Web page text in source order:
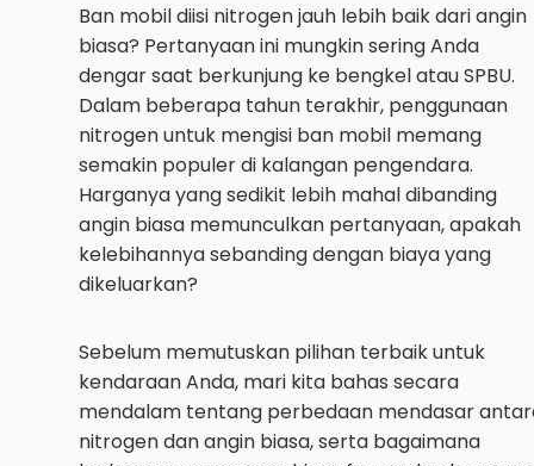
Ban mobil diisi nitrogen jauh lebih baik dari angin
biasa? Pertanyaan ini mungkin sering Anda
dengar saat berkunjung ke bengkel atau SPBU.
Dalam beberapa tahun terakhir, penggunaan
nitrogen untuk mengisi ban mobil memang
semakin populer di kalangan pengendara.
Harganya yang sedikit lebih mahal dibanding
angin biasa memunculkan pertanyaan, apakah
kelebihannya sebanding dengan biaya yang
dikeluarkan?
Sebelum memutuskan pilihan terbaik untuk
kendaraan Anda, mari kita bahas secara
mendalam tentang perbedaan mendasar
nitrogen dan angin biasa, serta bagaimana